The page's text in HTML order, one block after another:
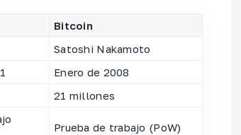
Bitcoin
Satoshi Nakamoto
Enero de 2008
21 millones
Prueba de trabajo (PoW)